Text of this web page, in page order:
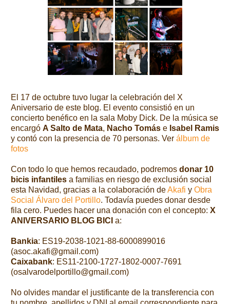
El 17 de octubre tuvo lugar la celebración del X
Aniversario de este blog. El evento consistió en un
concierto benéfico en la sala Moby Dick. De la música se
encargó A Salto de Mata, Nacho Tomás e Isabel Ramis
y contó con la presencia de 70 personas. Ver álbum de
fotos
Con todo lo que hemos recaudado, podremos donar 10
bicis infantiles a familias en riesgo de exclusión social
esta Navidad, gracias a la colaboración deAkafi y Obra
Social Álvaro del Portillo. Todavía puedes donar desde
fila cero. Puedes hacer una donación con el concepto: X
ANIVERSARIO BLOG BICI a:
Bankia: ES19-2038-1021-88-6000899016
(asoc.akafi@gmail.com)
Caixabank: ES11-2100-1727-1802-0007-7691
(osalvarodelportillo@gmail.com)
No olvides mandar el justificante de la transferencia con